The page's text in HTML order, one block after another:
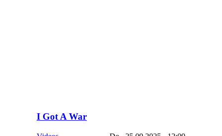
I Got A War